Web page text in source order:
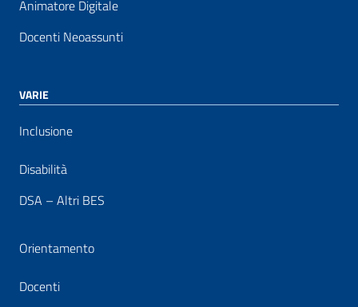
Animatore Digitale
Docenti Neoassunti
VARIE
Inclusione
Disabilità
DSA – Altri BES
Orientamento
Docenti